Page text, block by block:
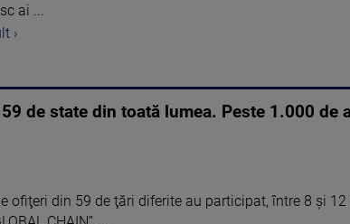
ai ...
›
de state din toată lumea. Peste 1.000 de
ofiţeri din 59 de ţări diferite au participat, între 8 şi